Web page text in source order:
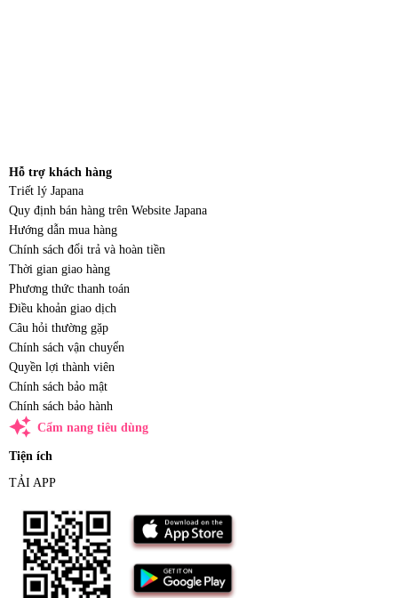
Hỗ trợ khách hàng
Triết lý Japana
Quy định bán hàng trên Website Japana
Hướng dẫn mua hàng
Chính sách đổi trả và hoàn tiền
Thời gian giao hàng
Phương thức thanh toán
Điều khoản giao dịch
Câu hỏi thường gặp
Chính sách vận chuyển
Quyền lợi thành viên
Chính sách bảo mật
Chính sách bảo hành
auto_awesome Cẩm nang tiêu dùng
Tiện ích
TẢI APP